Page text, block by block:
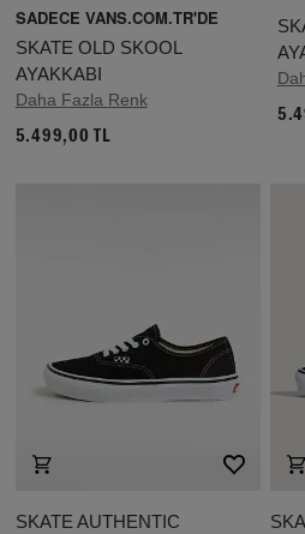
SADECE VANS.COM.TR'DE
SKATE OLD SKOOL
AYAKKABI
Daha Fazla Renk
5.499,00 TL
SKATE AUTHENTIC